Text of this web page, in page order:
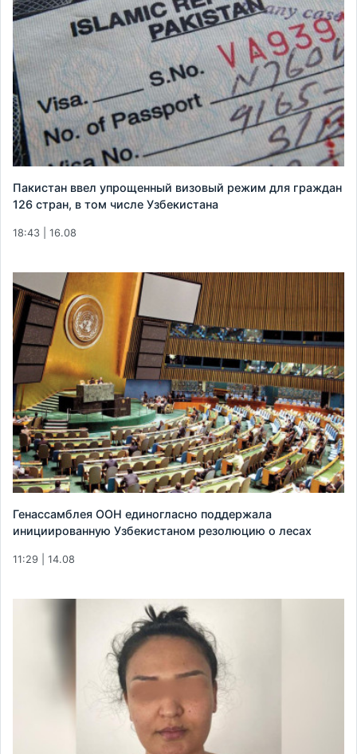
Пакистан ввел упрощенный визовый режим для граждан
126 стран, в том числе Узбекистана
18:43 | 16.08
Генассамблея ООН единогласно поддержала
инициированную Узбекистаном резолюцию о лесах
11:29 | 14.08